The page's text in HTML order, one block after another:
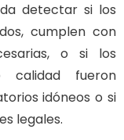
detectar si los
cumplen con
o si los
calidad fueron
idóneos o si
legales.